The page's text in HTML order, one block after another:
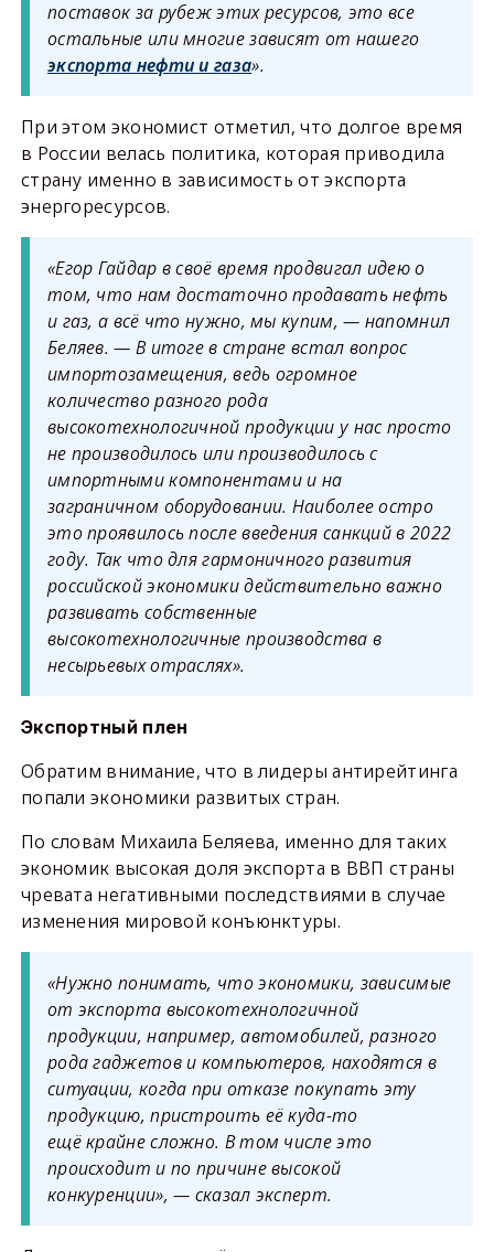
поставок за рубеж этих ресурсов, это все
остальные или многие зависят от нашего
экспорта нефти и газа».
При этом экономист отметил, что долгое время
в России велась политика, которая приводила
страну именно в зависимость от экспорта
энергоресурсов.
«Егор Гайдар в своё время продвигал идею о
том, что нам достаточно продавать нефть
и газ, а всё что нужно, мы купим, — напомнил
Беляев. — В итоге в стране встал вопрос
импортозамещения, ведь огромное
количество разного рода
высокотехнологичной продукции у нас просто
не производилось или производилось с
импортными компонентами и на
заграничном оборудовании. Наиболее остро
это проявилось после введения санкций в 2022
году. Так что для гармоничного развития
российской экономики действительно важно
развивать собственные
высокотехнологичные производства в
несырьевых отраслях».
Экспортный плен
Обратим внимание, что в лидеры антирейтинга
попали экономики развитых стран.
По словам Михаила Беляева, именно для таких
экономик высокая доля экспорта в ВВП страны
чревата негативными последствиями в случае
изменения мировой конъюнктуры.
«Нужно понимать, что экономики, зависимые
от экспорта высокотехнологичной
продукции, например, автомобилей, разного
рода гаджетов и компьютеров, находятся в
ситуации, когда при отказе покупать эту
продукцию, пристроить её куда-то
ещё крайне сложно. В том числе это
происходит и по причине высокой
конкуренции», — сказал эксперт.